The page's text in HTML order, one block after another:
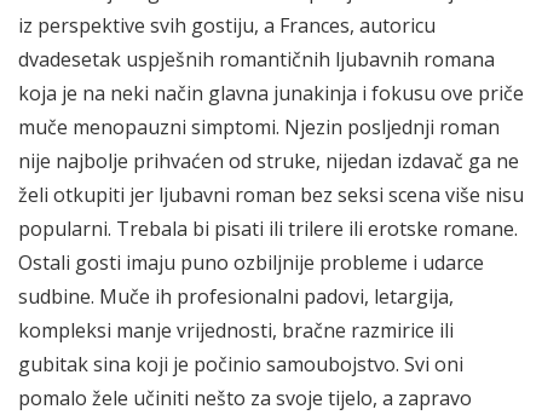
iz perspektive svih gostiju, a Frances, autoricu
dvadesetak uspješnih romantičnih ljubavnih romana
koja je na neki način glavna junakinja i fokusu ove priče
muče menopauzni simptomi. Njezin posljednji roman
nije najbolje prihvaćen od struke, nijedan izdavač ga ne
želi otkupiti jer ljubavni roman bez seksi scena više nisu
popularni. Trebala bi pisati ili trilere ili erotske romane.
Ostali gosti imaju puno ozbiljnije probleme i udarce
sudbine. Muče ih profesionalni padovi, letargija,
kompleksi manje vrijednosti, bračne razmirice ili
gubitak sina koji je počinio samoubojstvo. Svi oni
pomalo žele učiniti nešto za svoje tijelo, a zapravo